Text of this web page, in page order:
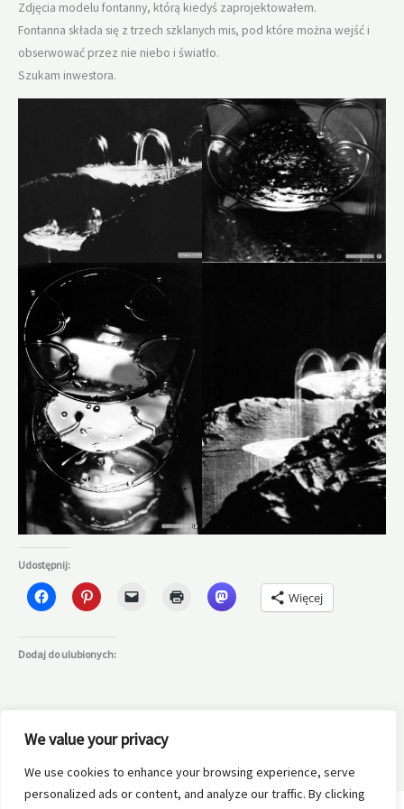
We value your privacy
We use cookies to enhance your browsing experience, serve
personalized ads or content, and analyze our traffic. By clicking
Zdjęcia modelu fontanny, którą kiedyś zaprojektowałem.
Fontanna składa się z trzech szklanych mis, pod które można wejść i
obserwować przez nie niebo i światło.
Szukam inwestora.
Udostępnij:
Więcej
Dodaj do ulubionych:
←Poprzedni Wpis Następny Wpis